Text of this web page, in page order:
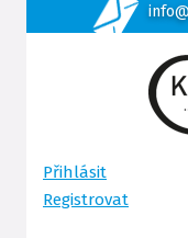
Přihlásit
Registrovat